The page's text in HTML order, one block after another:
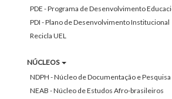
PDE - Programa de Desenvolvimento
PDI - Plano de Desenvolvimento Institucional
Recicla UEL
NÚCLEOS
NDPH - Núcleo de Documentação e
NEAB - Núcleo de Estudos Afro-brasileiros